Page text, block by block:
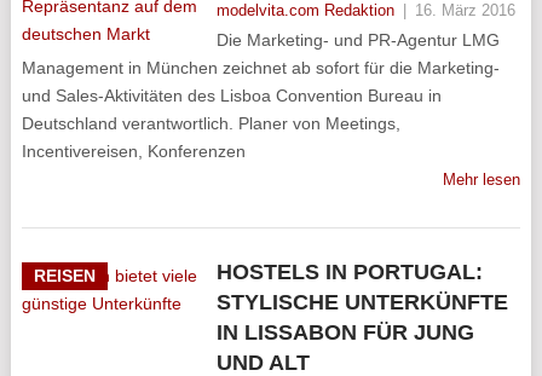
modelvita.com Redaktion 16. März 2016
Die Marketing- und PR-Agentur LMG
Management in München zeichnet ab sofort für die Marketing-
und Sales-Aktivitäten des Lisboa Convention Bureau in
Deutschland verantwortlich. Planer von Meetings,
Incentivereisen, Konferenzen
Mehr lesen
REISEN
HOSTELS IN PORTUGAL:
STYLISCHE UNTERKÜNFTE
IN LISSABON FÜR JUNG
UND ALT